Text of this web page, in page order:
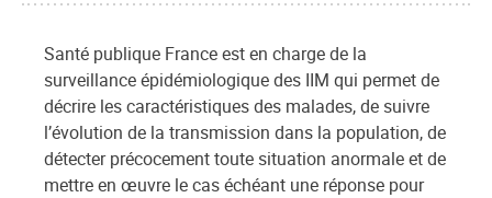
Santé publique France est en charge de la
surveillance épidémiologique des IIM qui permet de
décrire les caractéristiques des malades, de suivre
l’évolution de la transmission dans la population, de
détecter précocement toute situation anormale et de
mettre en œuvre le cas échéant une réponse pour